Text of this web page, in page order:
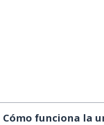
Cómo funciona la